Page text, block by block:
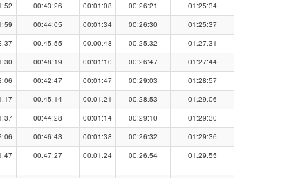
00:43:26 00:01:08 00:26:21
01:25:34
00:44:05 00:01:34 00:26:30
01:25:37
00:45:55 00:00:48 00:25:32
01:27:31
00:48:19 00:01:10 00:26:47
01:27:44
00:42:47 00:01:47 00:29:03
01:28:57
00:45:14 00:01:21 00:28:53
01:29:06
00:44:28 00:01:14 00:29:10
01:29:30
00:46:43 00:01:38 00:26:32
01:29:36
00:47:27 00:01:24 00:26:54 01:29:55